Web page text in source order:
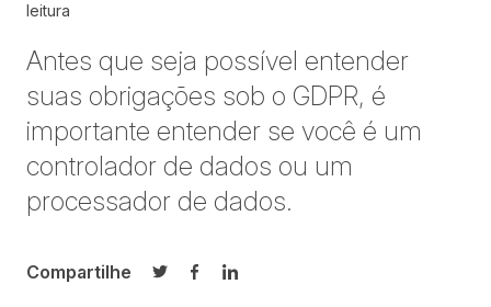
leitura
Antes que seja possível entender
suas obrigações sob o GDPR, é
importante entender se você é um
controlador de dados ou um
processador de dados.
Compartilhe
Compartilhar no Twitter
Compartilhar no Facebook
Compartilhar no LinkedIn